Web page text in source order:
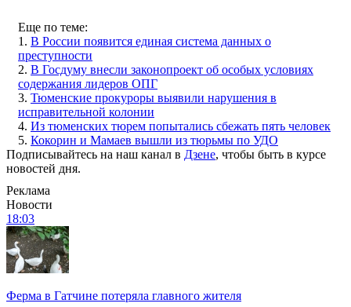
Еще по теме:
1. В России появится единая система данных о
преступности
2. В Госдуму внесли законопроект об особых условиях
содержания лидеров ОПГ
3. Тюменские прокуроры выявили нарушения в
исправительной колонии
4. Из тюменских тюрем попытались сбежать пять человек
5. Кокорин и Мамаев вышли из тюрьмы по УДО
Подписывайтесь на наш канал в Дзене, чтобы быть в курсе
новостей дня.
Реклама
Новости
18:03
Ферма в Гатчине потеряла главного жителя